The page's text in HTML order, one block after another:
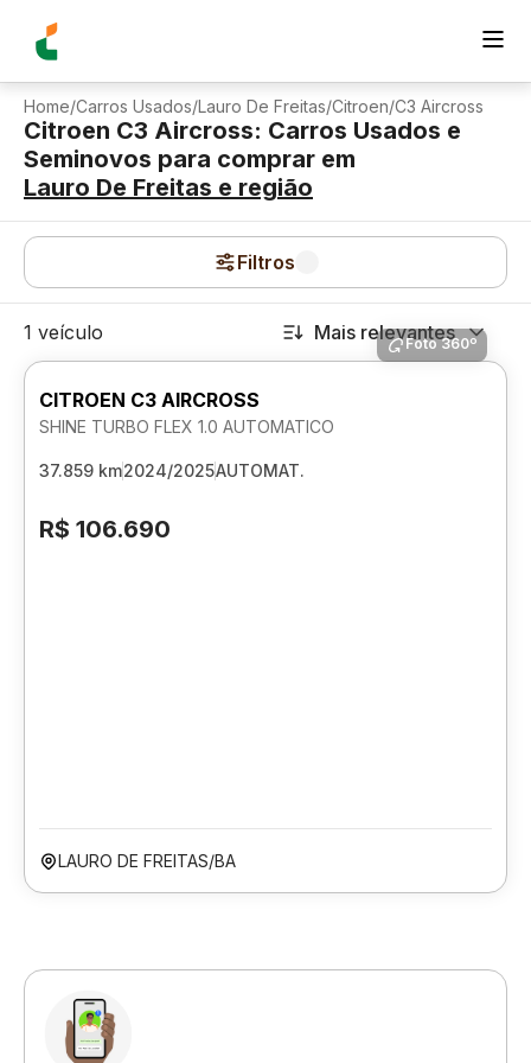
Home/Carros Usados/Lauro De Freitas/Citroen/C3 Aircross
Citroen C3 Aircross: Carros Usados e
Seminovos para comprar em
Lauro De Freitas e região
Filtros
1 veículo Mais relevantes
Foto 360º
CITROEN C3 AIRCROSS
SHINE TURBO FLEX 1.0 AUTOMATICO
37.859 km2024/2025AUTOMAT.
R$ 106.690
LAURO DE FREITAS/BA